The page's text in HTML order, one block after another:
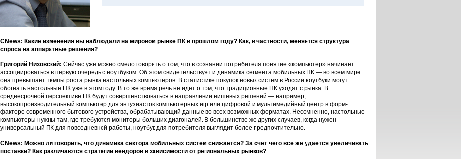
CNews: Какие изменения вы наблюдали на мировом рынке ПК в прошлом году? Как, в частности, меняется структура
спроса на аппаратные решения?
Григорий Низовский: Сейчас уже можно смело говорить о том, что в сознании потребителя понятие «компьютер» начинает
ассоциироваться в первую очередь с ноутбуком. Об этом свидетельствует и динамика сегмента мобильных ПК — во всем мире
она превышает темпы роста рынка настольных компьютеров. В статистике покупок новых систем в России ноутбуки могут
обогнать настольные ПК уже в этом году. В то же время речь не идет о том, что традиционные ПК уходят с рынка. В
среднесрочной перспективе ПК будут совершенствоваться в направлении нишевых решений — например,
высокопроизводительный компьютер для энтузиастов компьютерных игр или цифровой и мультимедийный центр в форм-
факторе современного бытового устройства, обрабатывающий данные во всех возможных форматах. Несомненно, настольные
компьютеры нужны там, где требуются мониторы больших диагоналей. В большинстве же других случаев, когда нужен
универсальный ПК для повседневной работы, ноутбук для потребителя выглядит более предпочтительно.
CNews: Можно ли говорить, что динамика сектора мобильных систем снижается? За счет чего все же удается увеличивать
поставки? Как различаются стратегии вендоров в зависимости от региональных рынков?